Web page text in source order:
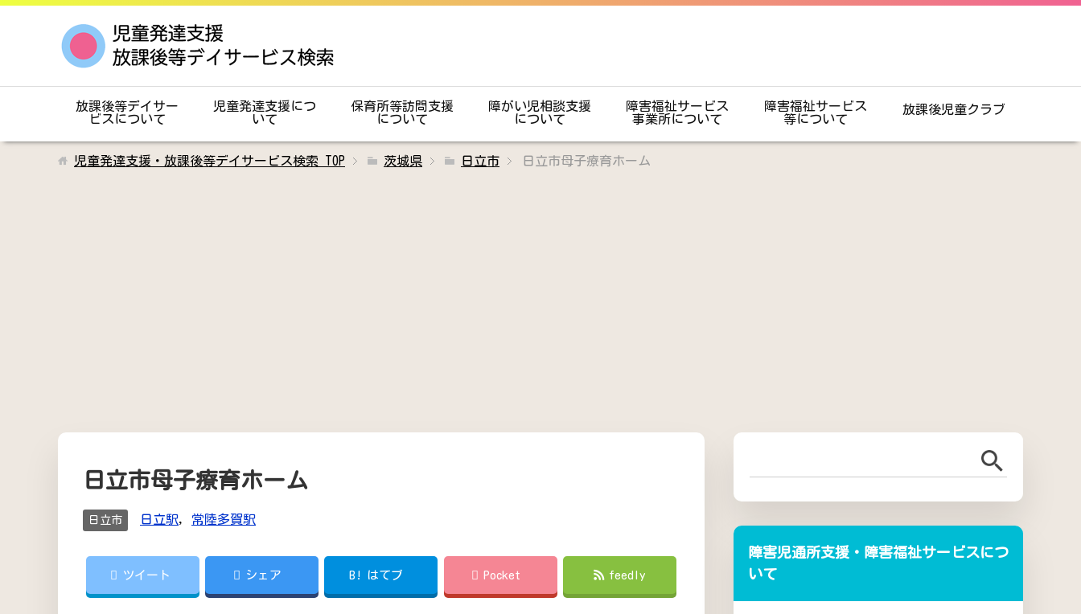
放課後等デイサー
ビスについて
児童発達支援につ
いて
保育所等訪問支援
について
障がい児相談支援
について
障害福祉サービス
事業所について
障害福祉サービス
等について
放課後児童クラブ
児童発達支援・放課後等デイサービス検索 TOP 茨城県 日立市 日立市母子療育ホーム
日立市母子療育ホーム
日立市 日立駅, 常陸多賀駅
ツイート シェア B! はてブ Pocket feedly
障害児通所支援・障害福祉サービスにつ
いて